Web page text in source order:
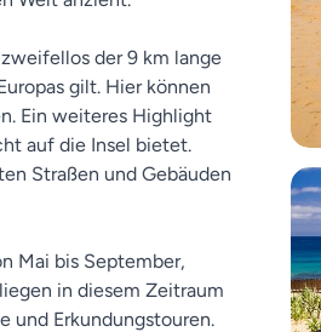
der 9 km lange
gilt. Hier können
Ein weiteres Highlight
auf die Insel bietet.
Straßen und Gebäuden
Mai bis September,
in diesem Zeitraum
und Erkundungstouren.